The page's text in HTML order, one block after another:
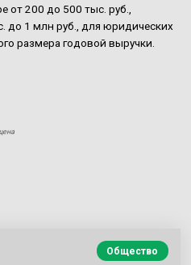
от 200 до 500 тыс. руб.,
до 1 млн руб., для юридических
размера годовой выручки.
Общество